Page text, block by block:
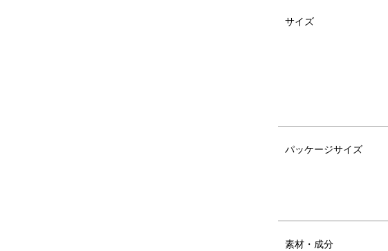
サイズ
パッケージサイズ
素材・成分